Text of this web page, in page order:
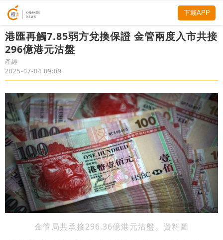
港匯再觸7.85弱方兌換保證 金管兩度入市共接
296億港元沽盤
產經
2025-07-04 09:09
金管局共承接296.36億港元沽盤。資料圖
下載APP